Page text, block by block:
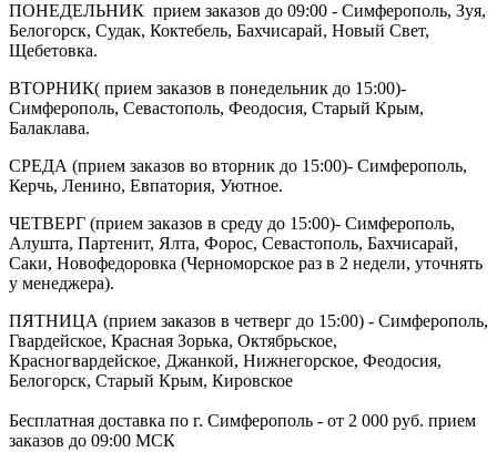
ПОНЕДЕЛЬНИК прием заказов до 09:00 - Симферополь, Зуя,
Белогорск, Судак, Коктебель, Бахчисарай, Новый Свет,
Щебетовка.
ВТОРНИК( прием заказов в понедельник до 15:00)-
Симферополь, Севастополь, Феодосия, Старый Крым,
Балаклава.
СРЕДА (прием заказов во вторник до 15:00)- Симферополь,
Керчь, Ленино, Евпатория, Уютное.
ЧЕТВЕРГ (прием заказов в среду до 15:00)- Симферополь,
Алушта, Партенит, Ялта, Форос, Севастополь, Бахчисарай,
Саки, Новофедоровка (Черноморское раз в 2 недели, уточнять
у менеджера).
ПЯТНИЦА (прием заказов в четверг до 15:00) - Симферополь,
Гвардейское, Красная Зорька, Октябрьское,
Красногвардейское, Джанкой, Нижнегорское, Феодосия,
Белогорск, Старый Крым, Кировское
Бесплатная доставка по г. Симферополь - от 2 000 руб. прием
заказов до 09:00 МСК